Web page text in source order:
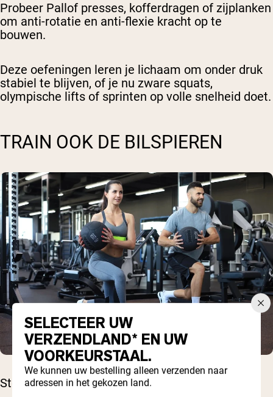
Probeer Pallof presses, kofferdragen of zijplanken
om anti-rotatie en anti-flexie kracht op te
bouwen.
Deze oefeningen leren je lichaam om onder druk
stabiel te blijven, of je nu zware squats,
olympische lifts of sprinten op volle snelheid doet.
TRAIN OOK DE BILSPIEREN
Sterke bilspieren ontlasten de onderrug.
SELECTEER UW
VERZENDLAND* EN UW
VOORKEURSTAAL.
We kunnen uw bestelling alleen verzenden naar
adressen in het gekozen land.